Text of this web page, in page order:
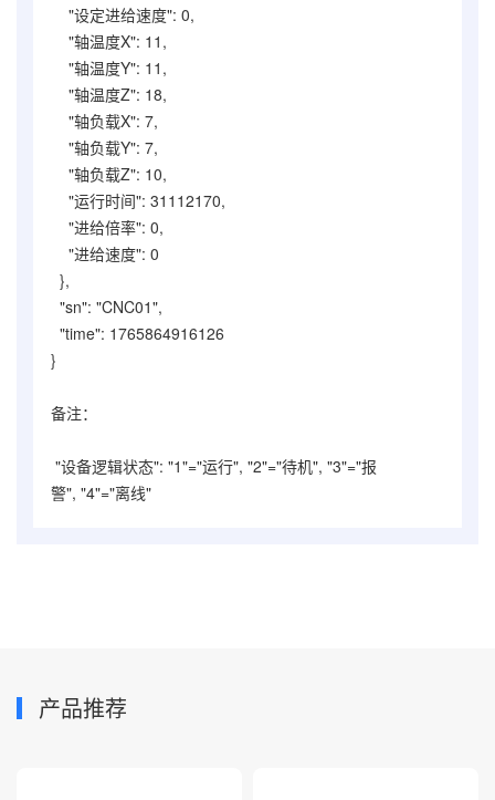
"设定进给速度": 0,
"轴温度X": 11,
"轴温度Y": 11,
"轴温度Z": 18,
"轴负载X": 7,
"轴负载Y": 7,
"轴负载Z": 10,
"运行时间": 31112170,
"进给倍率": 0,
"进给速度": 0
},
"sn": "CNC01",
"time": 1765864916126
}
备注：
"设备逻辑状态": "1"="运行", "2"="待机", "3"="报
警", "4"="离线"
产品推荐